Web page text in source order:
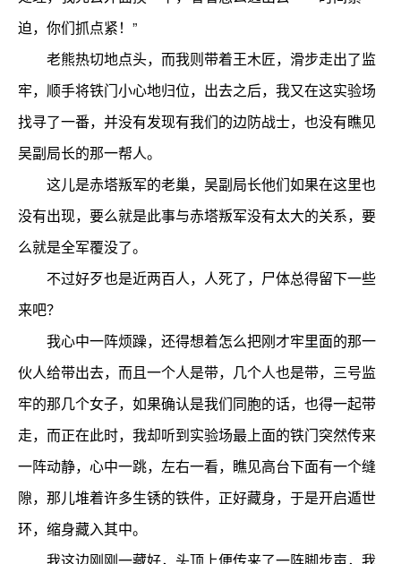
迫，你们抓点紧！”
老熊热切地点头，而我则带着王木匠，滑步走出了监
牢，顺手将铁门小心地归位，出去之后，我又在这实验场
找寻了一番，并没有发现有我们的边防战士，也没有瞧见
吴副局长的那一帮人。
这儿是赤塔叛军的老巢，吴副局长他们如果在这里也
没有出现，要么就是此事与赤塔叛军没有太大的关系，要
么就是全军覆没了。
不过好歹也是近两百人，人死了，尸体总得留下一些
来吧？
我心中一阵烦躁，还得想着怎么把刚才牢里面的那一
伙人给带出去，而且一个人是带，几个人也是带，三号监
牢的那几个女子，如果确认是我们同胞的话，也得一起带
走，而正在此时，我却听到实验场最上面的铁门突然传来
一阵动静，心中一跳，左右一看，瞧见高台下面有一个缝
隙，那儿堆着许多生锈的铁件，正好藏身，于是开启遁世
环，缩身藏入其中。